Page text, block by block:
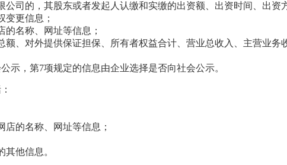
公司的，其股东或者发起人认缴和实缴的出资额、出资时间、出资
变更信息；
名称、网址等信息；
额、对外提供保证担保、所有者权益合计、营业总收入、主营业务
示，第7项规定的信息由企业选择是否向社会公示。
的名称、网址等信息；
他信息。